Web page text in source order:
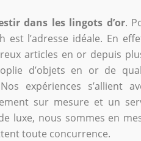
dans les lingots d’or.
l’adresse idéale. En
articles en or depuis
d’objets en or de
expériences s’allient
sur mesure et un
luxe, nous sommes en
toute concurrence.